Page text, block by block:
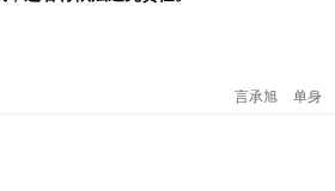
言承旭 单身